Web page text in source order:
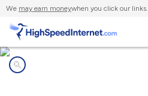
We may earn moneywhen you click our links.